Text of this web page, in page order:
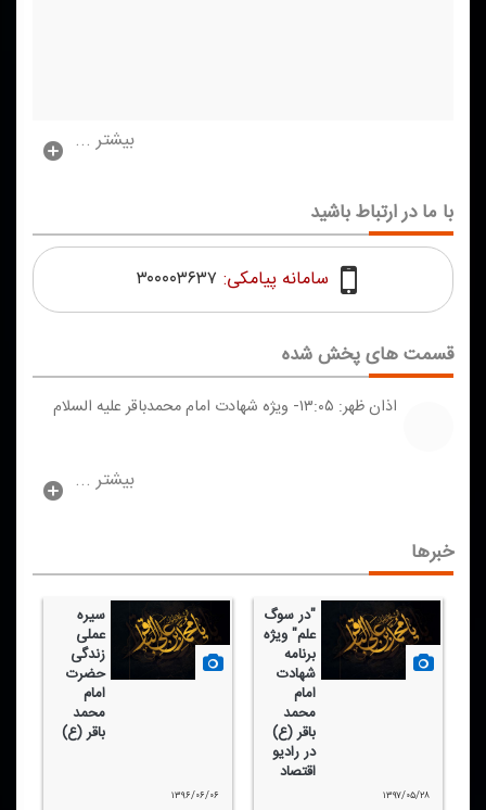
بیشتر ...
قسمت های پخش شده
اذان ظهر: ۱۳:۰۵- ویژه شهادت امام محمدباقر علیه السلام
بیشتر ...
با ما در ارتباط باشید
سامانه پیامکی: ۳۰۰۰۰۳۶۳۷
خبرها
"در سوگ
علم" ویژه
برنامه
شهادت
امام
محمد
باقر (ع)
در رادیو
اقتصاد
۱۳۹۷/۰۵/۲۸
سیره
عملی
زندگی
حضرت
امام
محمد
باقر (ع)
۱۳۹۶/۰۶/۰۶